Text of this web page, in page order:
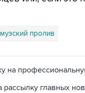
пролив
на
рассылку главных